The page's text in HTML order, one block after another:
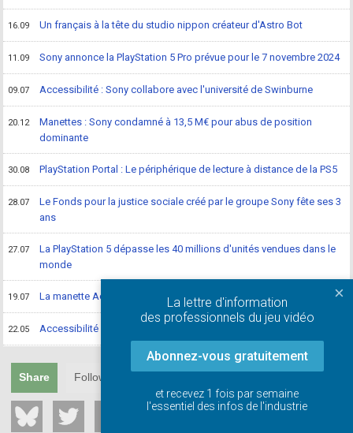
16.09 Un français à la tête du studio nippon créateur d'Astro Bot
11.09 Sony annonce la PlayStation 5 Pro prévue pour le 7 novembre 2024
09.07 Accessibilité : Sony collabore avec l'université de Swinburne
20.12
Manettes : Sony condamné à 13,5 M€ pour abus de position
dominante
30.08 PlayStation Portal : Le périphérique de lecture à distance de la PS5
28.07
Le Fonds pour la justice sociale créé par le groupe Sony fête ses 3
ans
27.07
La PlayStation 5 dépasse les 40 millions d'unités vendues dans le
monde
19.07 La manette Access pour PS5 sera disponible le 6 décembre 2023
22.05 Accessibilité : premières images de la manette Access pour PS5
Share Follow
×
La lettre d'information
des professionnels du jeu vidéo
Abonnez-vous gratuitement
et recevez 1 fois par semaine
l'essentiel des infos de l'industrie